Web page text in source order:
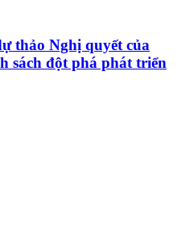
thảo Nghị quyết của
sách đột phá phát triển